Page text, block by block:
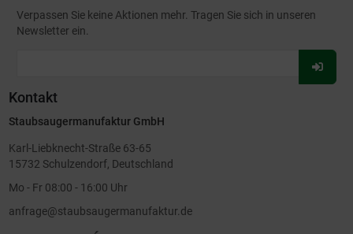
Verpassen Sie keine Aktionen mehr. Tragen Sie sich in unseren
Newsletter ein.
Für
Kontakt
Staubsaugermanufaktur GmbH
Karl-Liebknecht-Straße 63-65
15732 Schulzendorf, Deutschland
Mo - Fr 08:00 - 16:00 Uhr
anfrage@staubsaugermanufaktur.de